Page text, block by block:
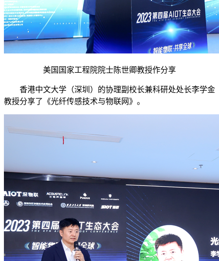
美国国家工程院院士陈世卿教授作分享
香港中文大学（深圳）的协理副校长兼科研处处长李学金
教授分享了《光纤传感技术与物联网》。